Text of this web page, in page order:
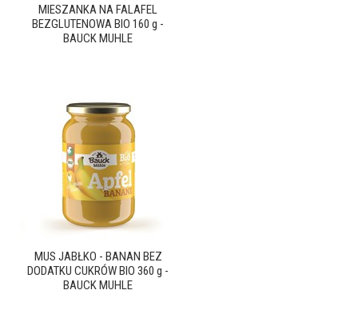
MIESZANKA NA FALAFEL
BEZGLUTENOWA BIO 160 g -
BAUCK MUHLE
MUS JABŁKO - BANAN BEZ
DODATKU CUKRÓW BIO 360 g -
BAUCK MUHLE